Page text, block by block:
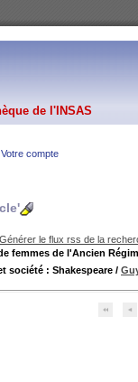
de l'INSAS
Votre compte
Générer le flux rss de la
femmes de l'Ancien
société : Shakespeare /